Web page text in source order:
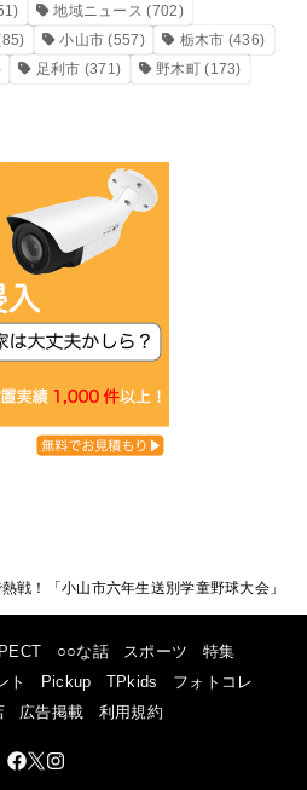
地域ニュース (702)
小山市 (557) 栃木市 (436)
足利市 (371) 野木町(173)
戦！「小山市六年生送別学童野球大会」
○○な話 スポーツ
特集
ト Pickup TPkids
フォトコレ
広告掲載 利用規約